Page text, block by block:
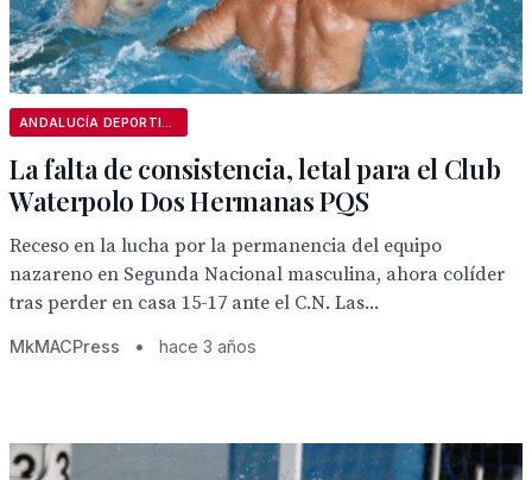
La falta de consistencia, letal para el Club
Waterpolo Dos Hermanas PQS
Receso en la lucha por la permanencia del equipo
nazareno en Segunda Nacional masculina, ahora colíder
tras perder en casa 15-17 ante el C.N. Las...
MkMACPress • hace 3 años